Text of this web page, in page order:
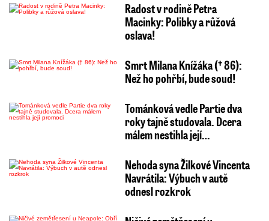
Radost v rodině Petra
Macinky: Polibky a růžová
oslava!
Smrt Milana Knížáka († 86):
Než ho pohřbí, bude soud!
Tománková vedle Partie dva
roky tajně studovala. Dcera
málem nestihla její…
Nehoda syna Žilkové Vincenta
Navrátila: Výbuch v autě
odnesl rozkrok